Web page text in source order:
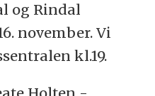
og Rindal
november. Vi
kl.19.